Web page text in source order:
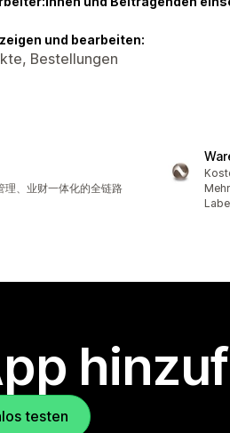
und bearbeiten:
Bestellungen
理、业财一体化的全链路
testen